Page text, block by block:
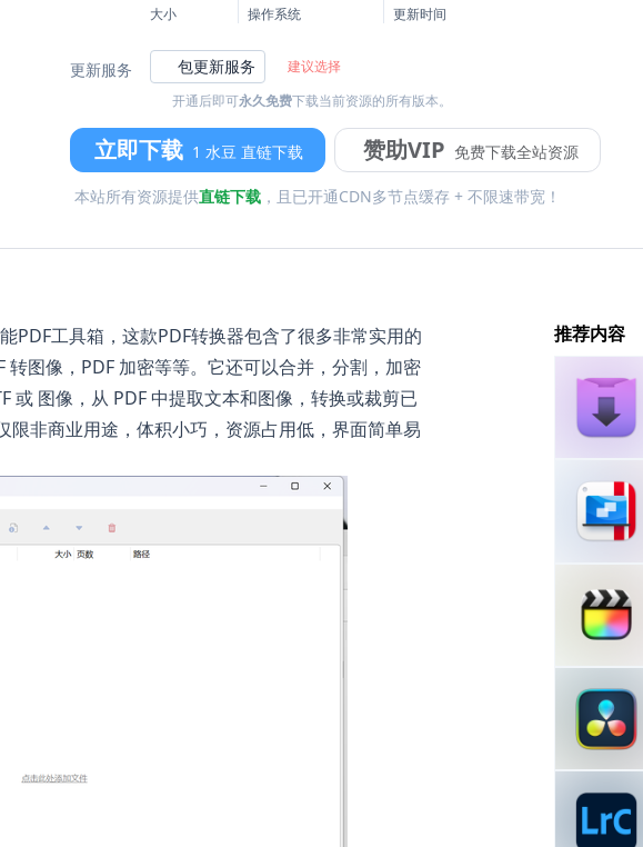
大小 操作系统 更新时间
更新服务 包更新服务
建议选择
开通后即可永久免费下载当前资源的所有版本。
立即下载 1 水豆 直链下载 赞助VIP 免费下载全站资源
本站所有资源提供直链下载 ，且已开通CDN多节点缓存 + 不限速带宽！
工具箱，这款PDF转换器包含了很多非常实用的
图像，PDF 加密等等。它还可以合并，分割，加密
或 图像，从 PDF 中提取文本和图像，转换或裁剪已
非商业用途，体积小巧，资源占用低，界面简单易
推荐内容